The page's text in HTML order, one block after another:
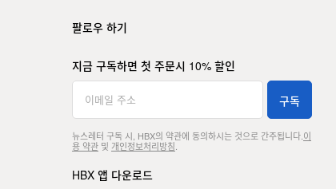
팔로우 하기
지금 구독하면 첫 주문시 10% 할인
구독
뉴스레터 구독 시, HBX의 약관에 동의하시는 것으로 간주됩니다. 이
용 약관및 개인정보처리방침
HBX 앱 다운로드